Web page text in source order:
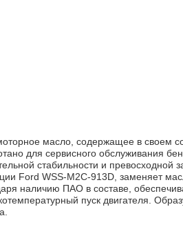
масло, содержащее в
для сервисного обслуживания
стабильности и превосходной
Ford WSS-M2C-913D, заменяет
наличию ПАО в составе,
пуск двигателя.